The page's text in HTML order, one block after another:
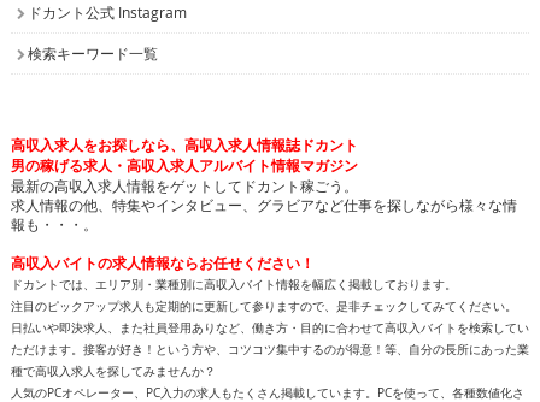
ドカント公式 Instagram
検索キーワード一覧
高収入求人をお探しなら、高収入求人情報誌ドカント
男の稼げる求人・高収入求人アルバイト情報マガジン
最新の高収入求人情報をゲットしてドカント稼ごう。
求人情報の他、特集やインタビュー、グラビアなど仕事を探しながら様々な情
報も・・・。
高収入バイトの求人情報ならお任せください！
ドカントでは、エリア別・業種別に高収入バイト情報を幅広く掲載しております。
注目のピックアップ求人も定期的に更新して参りますので、是非チェックしてみてください。
日払いや即決求人、また社員登用ありなど、働き方・目的に合わせて高収入バイトを検索してい
ただけます。接客が好き！という方や、コツコツ集中するのが得意！等、自分の長所にあった業
種で高収入求人を探してみませんか？
人気のPCオペレーター、PC入力の求人もたくさん掲載しています。PCを使って、各種数値化さ